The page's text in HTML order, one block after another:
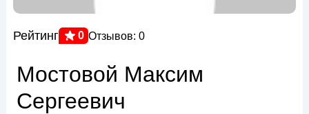
Рейтинг 0 Отзывов: 0
Мостовой Максим
Сергеевич